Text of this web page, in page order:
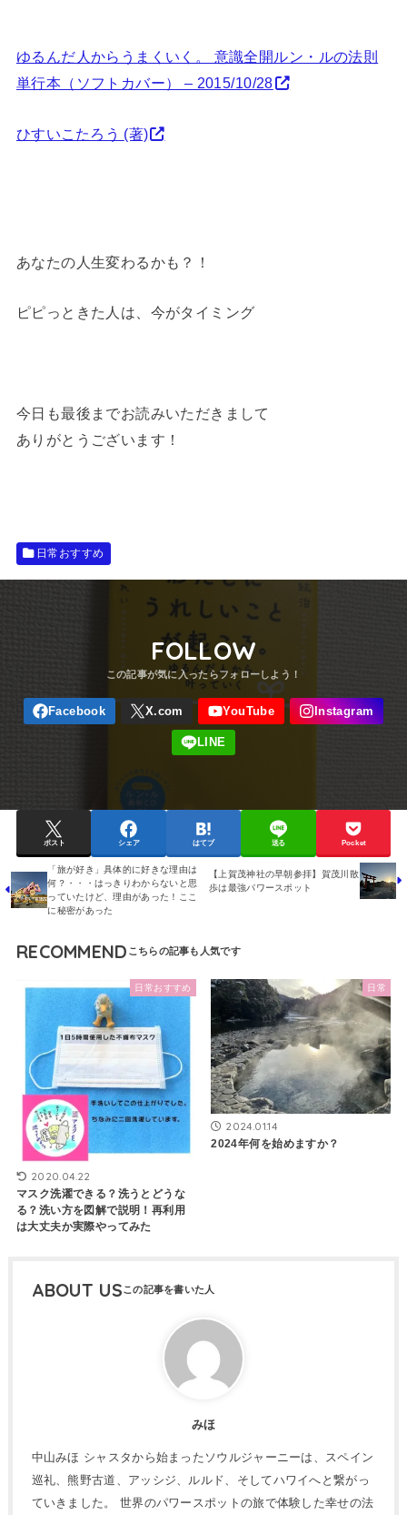
ゆるんだ人からうまくいく。 意識全開ルン・ルの法則
単行本（ソフトカバー） – 2015/10/28
ひすいこたろう (著)
あなたの人生変わるかも？！
ピピっときた人は、今がタイミング
今日も最後までお読みいただきまして
ありがとうございます！
日常おすすめ
FOLLOW
ポスト シェア はてブ 送る Pocket
「旅が好き」具体的に好きな理由は
何？・・・はっきりわからないと思
っていたけど、理由があった！ここ
に秘密があった
【上賀茂神社の早朝参拝】賀茂川散
歩は最強パワースポット
RECOMMEND
日常おすすめ
2020.04.22
マスク洗濯できる？洗うとどうな
る？洗い方を図解で説明！再利用
は大丈夫か実際やってみた
日常
2024.01.14
2024年何を始めますか？
ABOUT US
みほ
中山みほ シャスタから始まったソウルジャーニーは、スペイン
巡礼、熊野古道、アッシジ、ルルド、そしてハワイへと繋がっ
ていきました。 世界のパワースポットの旅で体験した幸せの法